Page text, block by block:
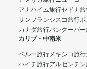
アナハイム旅行セドナ
サンフランシスコ旅行
カナダ旅行バンクーバ
カリブ・中南米
ペルー旅行メキシコ旅行
ハイチ旅行アルゼンチ